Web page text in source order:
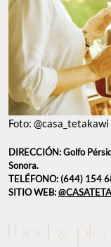
Foto: @casa_tetakawi
DIRECCIÓN: Golfo
Sonora.
TELÉFONO: (644) 154
SITIO WEB: